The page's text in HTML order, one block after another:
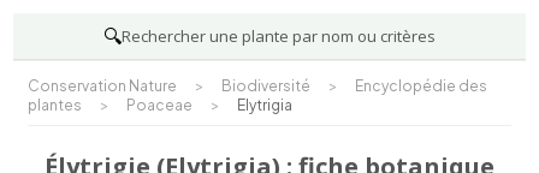
🔍Rechercher une plante par nom ou critères
Conservation Nature > Biodiversité >
Encyclopédie des
plantes
> Poaceae > Elytrigia
Élytrigie (Elytrigia) : fiche botanique